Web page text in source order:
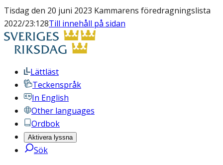
Tisdag den 20 juni 2023 Kammarens föredragningslista
2022/23:128Till innehåll på sidan
Lättläst
Teckenspråk
In English
Other languages
Ordbok
Aktivera lyssna
Sök